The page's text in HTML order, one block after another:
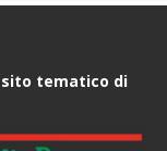
tematico di